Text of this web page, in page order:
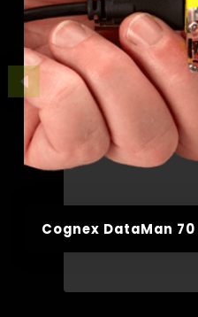
Cognex DataMan